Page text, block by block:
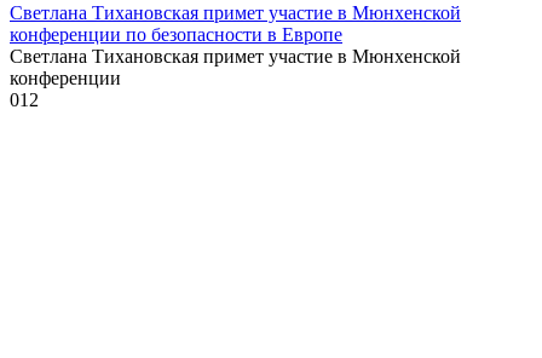
Светлана Тихановская примет участие в Мюнхенской
конференции по безопасности в Европе
Светлана Тихановская примет участие в Мюнхенской
конференции
012